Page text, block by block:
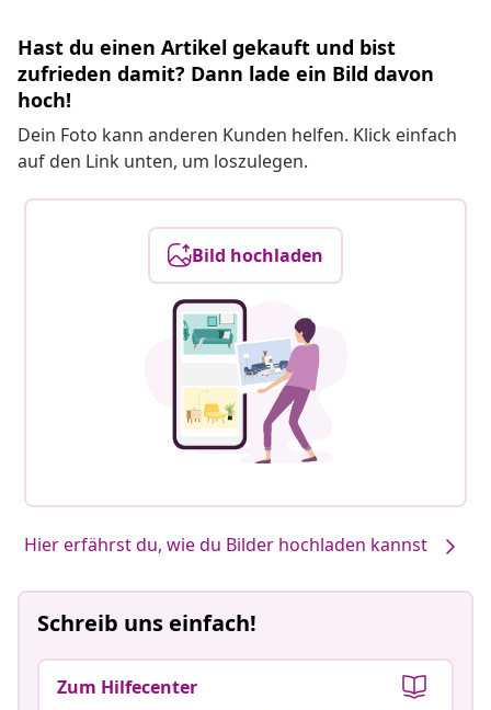
Hast du einen Artikel gekauft und bist
zufrieden damit? Dann lade ein Bild davon
hoch!
Dein Foto kann anderen Kunden helfen. Klick einfach
auf den Link unten, um loszulegen.
Bild hochladen
Hier erfährst du, wie du Bilder hochladen kannst
Schreib uns einfach!
Zum Hilfecenter